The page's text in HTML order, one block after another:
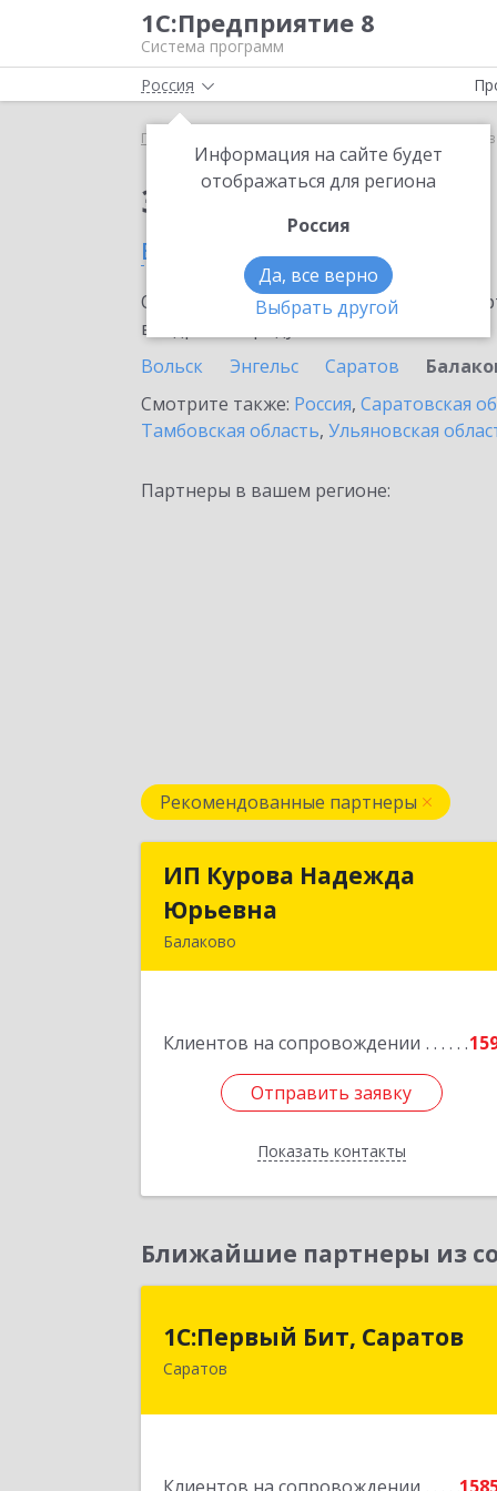
1С:Предприятие 8
Система программ
Россия
Информация на сайте будет
отображаться для региона
Россия
Да, все верно
Выбрать другой
Главная 1С:Кредит
Заказать 1С:Кредит
в Балаково
Ознакомьтесь с информационными
внедрение продукта.
Вольск
Энгельс Саратов
Смотрите также: Россия, Саратовская
Тамбовская область, Ульяновская
Партнеры в вашем регионе:
Рекомендованные партнеры
ИП Курова Надежда
Юрьевна
Балаково
Клиентов на сопровождении
Отправить заявку
Показать контакты
ИП Курова Надежда
Отправить заявку
Назад
Ближайшие партнеры из
1С:Первый Бит, Саратов
Саратов
1С:Первый Бит, Саратов
410005, Саратовская обл, Саратов г,